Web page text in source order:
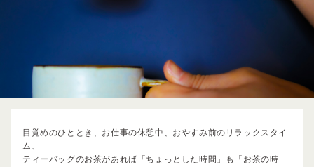
目覚めのひととき、お仕事の休憩中、おやすみ前のリラックスタイ
ム、
ティーバッグのお茶があれば「ちょっとした時間」も「お茶の時